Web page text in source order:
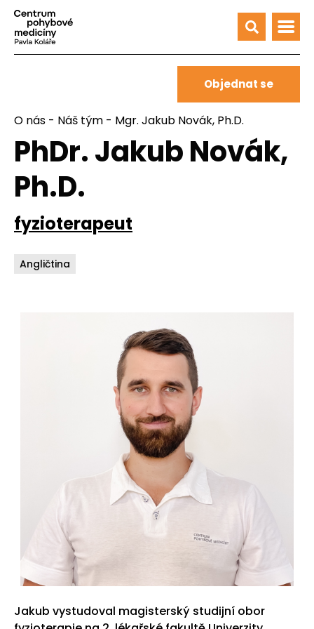
Objednat se
O nás - Náš tým - Mgr. Jakub Novák, Ph.D.
PhDr. Jakub Novák,
Ph.D.
fyzioterapeut
Angličtina
Jakub vystudoval magisterský studijní obor